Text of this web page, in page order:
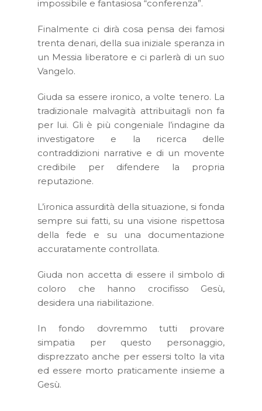
impossibile e fantasiosa “conferenza”.
Finalmente ci dirà cosa pensa dei famosi
trenta denari, della sua iniziale speranza in
un Messia liberatore e ci parlerà di un suo
Vangelo.
Giuda sa essere ironico, a volte tenero. La
tradizionale malvagità attribuitagli non fa
per lui. Gli è più congeniale l’indagine da
investigatore e la ricerca delle
contraddizioni narrative e di un movente
credibile per difendere la propria
reputazione.
L’ironica assurdità della situazione, si fonda
sempre sui fatti, su una visione rispettosa
della fede e su una documentazione
accuratamente controllata.
Giuda non accetta di essere il simbolo di
coloro che hanno crocifisso Gesù,
desidera una riabilitazione.
In fondo dovremmo tutti provare
simpatia per questo personaggio,
disprezzato anche per essersi tolto la vita
ed essere morto praticamente insieme a
Gesù.